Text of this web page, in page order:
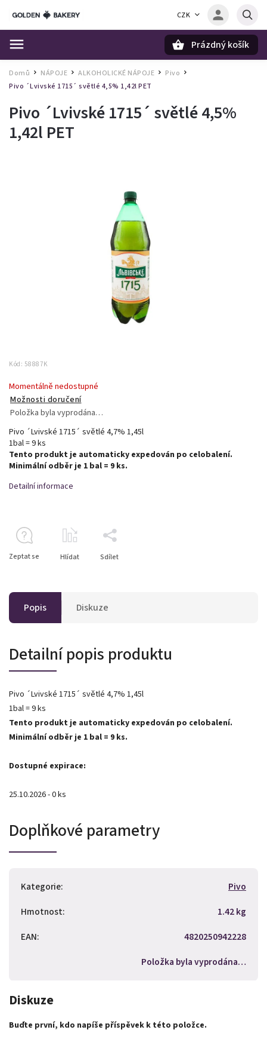
CZK
Prázdný košík
Domů / NÁPOJE / ALKOHOLICKÉ NÁPOJE / Pivo /
Pivo ´Lvivské 1715´ světlé 4,5% 1,42l PET
Pivo ´Lvivské 1715´ světlé 4,5%
1,42l PET
Kód: 58887K
Momentálně nedostupné
Možnosti doručení
Položka byla vyprodána…
Pivo ´Lvivské 1715´ světlé 4,7% 1,45l
1bal = 9 ks
Tento produkt je automaticky expedován po celobalení.
Minimální odběr je 1 bal = 9 ks.
Detailní informace
Zeptat se Hlídat Sdílet
Popis Diskuze
Detailní popis produktu
Pivo ´Lvivské 1715´ světlé 4,7% 1,45l
1bal = 9 ks
Tento produkt je automaticky expedován po celobalení.
Minimální odběr je 1 bal = 9 ks.
Dostupné expirace:
25.10.2026 - 0 ks
Doplňkové parametry
Kategorie:
Pivo
Hmotnost:
1.42 kg
EAN:
4820250942228
Položka byla vyprodána…
Diskuze
Buďte první, kdo napíše příspěvek k této položce.